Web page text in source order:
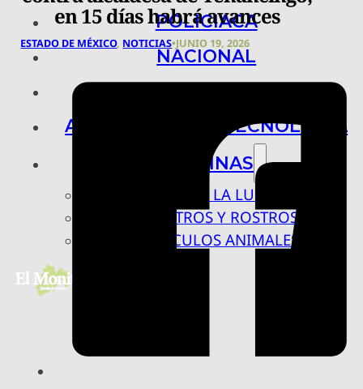
POLICIACA
NACIONAL
ARTE, CIENCIA Y TECNOLOGÍA
COLUMNAS
BAJO LA LUPA
RASTROS Y ROSTROS
VÍNCULOS ANIMALES
en 15 días habrá avances
ESTADO DE MÉXICO, NOTICIAS•JUNIO 19, 2026